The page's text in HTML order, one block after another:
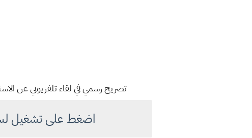
تصريح رسمي في لقاء تلفزيوني عن
اضغط على تشغيل